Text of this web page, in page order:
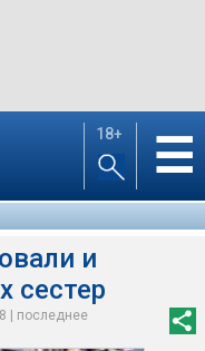
18+ ☰
и
сестер
| последнее